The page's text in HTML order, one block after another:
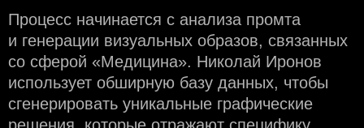
Процесс начинается с анализа промта
и генерации визуальных образов, связанных
со сферой «Медицина». Николай Иронов
использует обширную базу данных, чтобы
сгенерировать уникальные графические